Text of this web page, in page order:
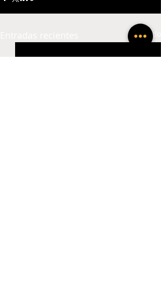
Ver todo